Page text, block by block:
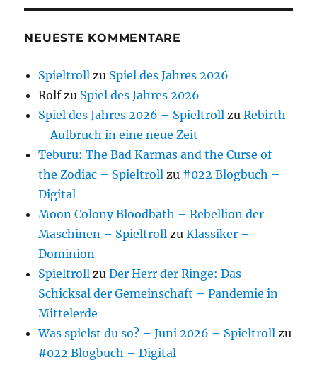
NEUESTE KOMMENTARE
Spieltroll zu Spiel des Jahres 2026
Rolfzu Spiel des Jahres 2026
Spiel des Jahres 2026 – Spieltroll zuRebirth
– Aufbruch in eine neue Zeit
Teburu: The Bad Karmas and the Curse of
the Zodiac – Spieltroll zu #022 Blogbuch –
Digital
Moon Colony Bloodbath – Rebellion der
Maschinen – Spieltroll zuKlassiker –
Dominion
Spieltroll zuDer Herr der Ringe: Das
Schicksal der Gemeinschaft – Pandemie in
Mittelerde
Was spielst du so? – Juni 2026 – Spieltroll zu
#022 Blogbuch – Digital